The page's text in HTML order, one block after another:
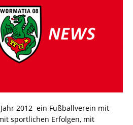
2012  ein Fußballverein mit
sportlichen Erfolgen, mit